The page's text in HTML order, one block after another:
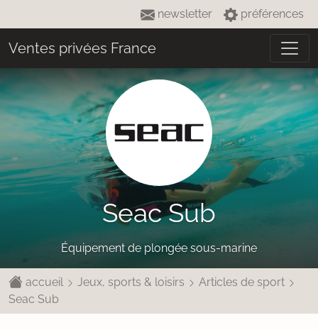
newsletter préférences
Ventes privées France
Seac Sub
Équipement de plongée sous-marine
accueil Jeux, sports & loisirs
Articles de sport
Seac Sub